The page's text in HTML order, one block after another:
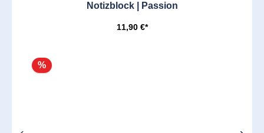
Notizblock | Passion
11,90 €*
%